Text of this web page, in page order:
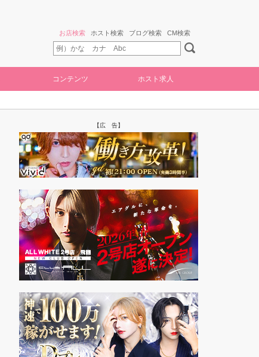
お店検索 ホスト検索 ブログ検索 CM検索
コンテンツ ホスト求人
【広 告】